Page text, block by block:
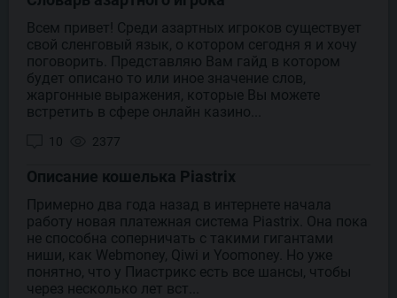
Всем привет! Среди азартных игроков существует
свой сленговый язык, о котором сегодня я и хочу
поговорить. Представляю Вам гайд в котором
будет описано то или иное значение слов,
жаргонные выражения, которые Вы можете
встретить в сфере онлайн казино...
10 2377
Описание кошелька Piastrix
Примерно два года назад в интернете начала
работу новая платежная система Piastrix. Она пока
не способна соперничать с такими гигантами
ниши, как Webmoney, Qiwi и Yoomoney. Но уже
понятно, что у Пиастрикс есть все шансы, чтобы
через несколько лет вст...